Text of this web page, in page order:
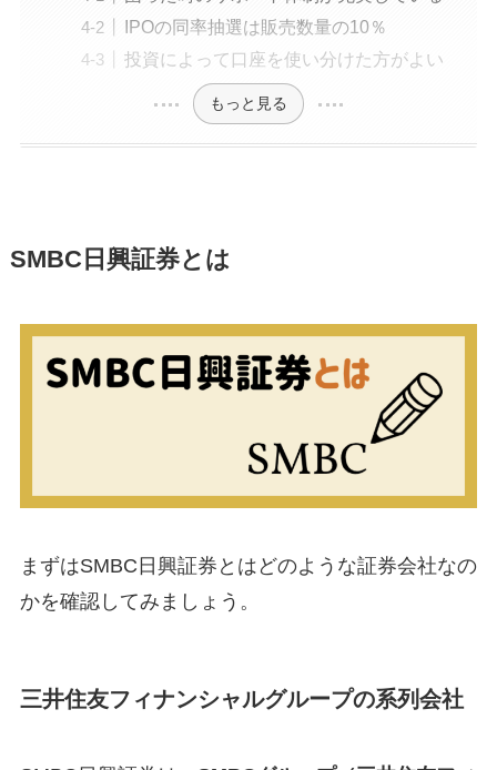
IPOの同率抽選は販売数量の10％
投資によって口座を使い分けた方がよい
もっと見る
SMBC日興証券とは
まずはSMBC日興証券とはどのような証券会社なの
かを確認してみましょう。
三井住友フィナンシャルグループの系列会社